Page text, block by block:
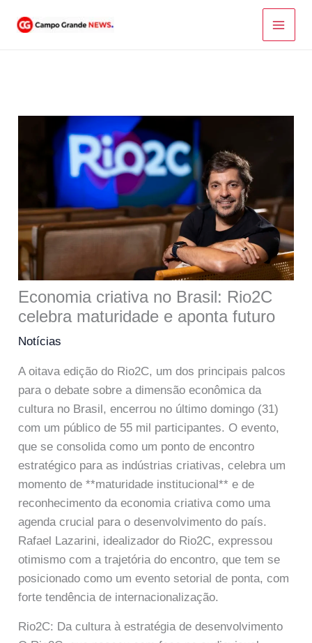
para
Economia criativa no Brasil: Rio2C
celebra maturidade e aponta futuro
Notícias
A oitava edição do Rio2C, um dos principais palcos
para o debate sobre a dimensão econômica da
cultura no Brasil, encerrou no último domingo (31)
com um público de 55 mil participantes. O evento,
que se consolida como um ponto de encontro
estratégico para as indústrias criativas, celebra um
momento de **maturidade institucional** e de
reconhecimento da economia criativa como uma
agenda crucial para o desenvolvimento do país.
Rafael Lazarini, idealizador do Rio2C, expressou
otimismo com a trajetória do encontro, que tem se
posicionado como um evento setorial de ponta, com
forte tendência de internacionalização.
Rio2C: Da cultura à estratégia de desenvolvimento